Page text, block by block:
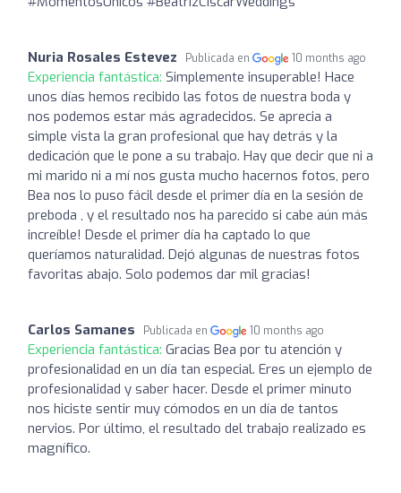
Nuria Rosales Estevez Publicada en 10 months ago
Experiencia fantástica: Simplemente insuperable! Hace
unos días hemos recibido las fotos de nuestra boda y
nos podemos estar más agradecidos. Se aprecia a
simple vista la gran profesional que hay detrás y la
dedicación que le pone a su trabajo. Hay que decir que ni a
mi marido ni a mí nos gusta mucho hacernos fotos, pero
Bea nos lo puso fácil desde el primer día en la sesión de
preboda , y el resultado nos ha parecido si cabe aún más
increíble! Desde el primer día ha captado lo que
queríamos naturalidad. Dejó algunas de nuestras fotos
favoritas abajo. Solo podemos dar mil gracias!
Carlos Samanes Publicada en 10 months ago
Experiencia fantástica: Gracias Bea por tu atención y
profesionalidad en un día tan especial. Eres un ejemplo de
profesionalidad y saber hacer. Desde el primer minuto
nos hiciste sentir muy cómodos en un día de tantos
nervios. Por último, el resultado del trabajo realizado es
magnífico.